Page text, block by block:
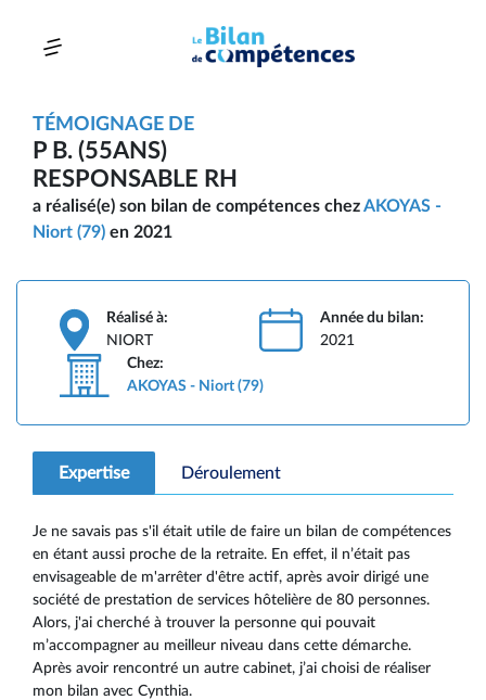
TÉMOIGNAGE DE
P B. (55ANS)
RESPONSABLE RH
a réalisé(e) son bilan de compétences chezAKOYAS -
Niort (79) en 2021
Réalisé à:
NIORT
Année du bilan:
2021
Chez:
AKOYAS - Niort (79)
Expertise Déroulement
Je ne savais pas s'il était utile de faire un bilan de compétences
en étant aussi proche de la retraite. En effet, il n’était pas
envisageable de m'arrêter d'être actif, après avoir dirigé une
société de prestation de services hôtelière de 80 personnes.
Alors, j'ai cherché à trouver la personne qui pouvait
m’accompagner au meilleur niveau dans cette démarche.
Après avoir rencontré un autre cabinet, j’ai choisi de réaliser
mon bilan avec Cynthia.